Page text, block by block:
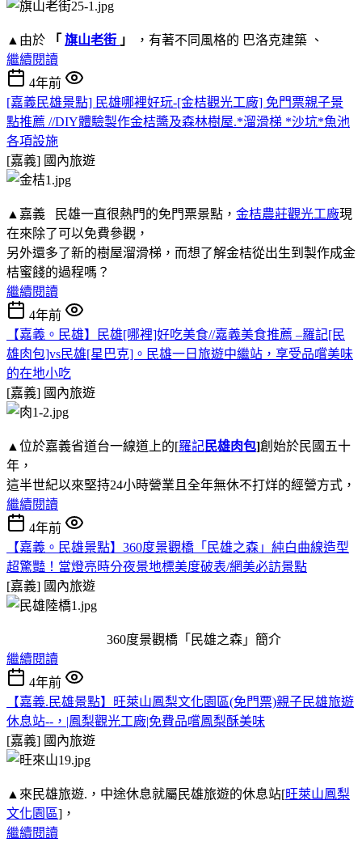
▲由於 「 旗山老街 」
，有著不同風格的 巴洛克建築 、
繼續閱讀
4年前
[嘉義民雄景點] 民雄哪裡好玩-[金桔觀光工廠] 免門票親子景
點推薦 //DIY體驗製作金桔醬及森林樹屋.*溜滑梯 *沙坑*魚池
各項設施
[嘉義] 國內旅遊
▲嘉義 民雄一直很熱門的免門票景點， 金桔農莊觀光工廠現
在來除了可以免費參觀，
另外還多了新的樹屋溜滑梯，而想了解金桔從出生到製作成金
桔蜜餞的過程嗎？
繼續閱讀
4年前
【嘉義。民雄】民雄[哪裡]好吃美食//嘉義美食推薦 –羅記[民
雄肉包]vs民雄[星巴克]。民雄一日旅遊中繼站，享受品嚐美味
的在地小吃
[嘉義] 國內旅遊
▲位於嘉義省道台一線道上的[羅記民雄肉包]創始於民國五十
年，
這半世紀以來堅持24小時營業且全年無休不打烊的經營方式，
繼續閱讀
4年前
【嘉義。民雄景點】360度景觀橋「民雄之森」純白曲線造型
超驚豔！當燈亮時分夜景地標美度破表/網美必訪景點
[嘉義] 國內旅遊
360度景觀橋「民雄之森」簡介
繼續閱讀
4年前
【嘉義.民雄景點】旺萊山鳳梨文化園區(免門票)親子民雄旅遊
休息站--，|鳳梨觀光工廠|免費品嚐鳳梨酥美味
[嘉義] 國內旅遊
▲來民雄旅遊.，中途休息就屬民雄旅遊的休息站[旺萊山鳳梨
文化園區]，
繼續閱讀